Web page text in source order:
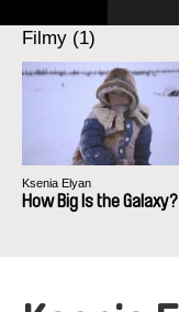
Filmy (1)
Ksenia Elyan
How Big Is the Galaxy?